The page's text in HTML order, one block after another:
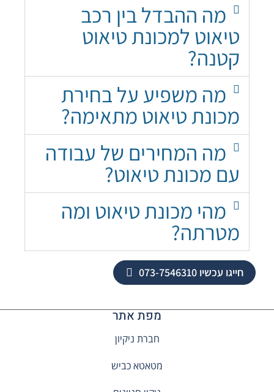
מה ההבדל בין רכב
טיאוט למכונת טיאוט
קטנה?
מה משפיע על בחירת
מכונת טיאוט מתאימה?
מה המחירים של עבודה
עם מכונת טיאוט?
מהי מכונת טיאוט ומה
מטרתה?
חייגו עכשיו 073-7546310
מפת אתר
חברת ניקיון
מטאטא כביש